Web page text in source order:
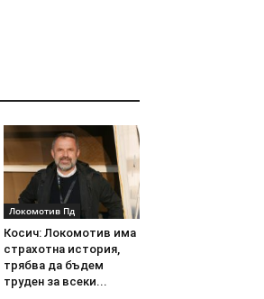
Локомотив Пд
Косич: Локомотив има
страхотна история,
трябва да бъдем
труден за всеки...